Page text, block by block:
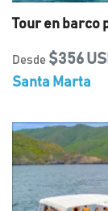
Tour en barco
Desde $356
Santa Marta